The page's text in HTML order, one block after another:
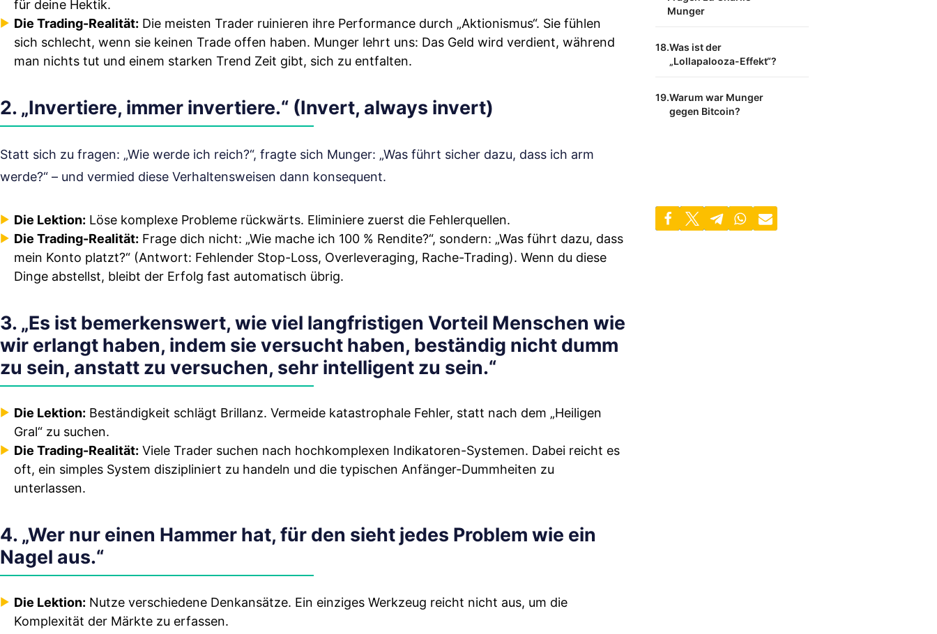
für deine Hektik.
Die Trading-Realität: Die meisten Trader ruinieren ihre Performance durch „Aktionismus“. Sie fühlen
sich schlecht, wenn sie keinen Trade offen haben. Munger lehrt uns: Das Geld wird verdient, während
man nichts tut und einem starken Trend Zeit gibt, sich zu entfalten.
2. „Invertiere, immer invertiere.“ (Invert, always invert)
Statt sich zu fragen: „Wie werde ich reich?“, fragte sich Munger: „Was führt sicher dazu, dass ich arm
werde?“ – und vermied diese Verhaltensweisen dann konsequent.
Die Lektion: Löse komplexe Probleme rückwärts. Eliminiere zuerst die Fehlerquellen.
Die Trading-Realität: Frage dich nicht: „Wie mache ich 100 % Rendite?“, sondern: „Was führt dazu, dass
mein Konto platzt?“ (Antwort: Fehlender Stop-Loss, Overleveraging, Rache-Trading). Wenn du diese
Dinge abstellst, bleibt der Erfolg fast automatisch übrig.
3. „Es ist bemerkenswert, wie viel langfristigen Vorteil Menschen wie
wir erlangt haben, indem sie versucht haben, beständig nicht dumm
zu sein, anstatt zu versuchen, sehr intelligent zu sein.“
Die Lektion: Beständigkeit schlägt Brillanz. Vermeide katastrophale Fehler, statt nach dem „Heiligen
Gral“ zu suchen.
Die Trading-Realität: Viele Trader suchen nach hochkomplexen Indikatoren-Systemen. Dabei reicht es
oft, ein simples System diszipliniert zu handeln und die typischen Anfänger-Dummheiten zu
unterlassen.
4. „Wer nur einen Hammer hat, für den sieht jedes Problem wie ein
Nagel aus.“
Die Lektion: Nutze verschiedene Denkansätze. Ein einziges Werkzeug reicht nicht aus, um die
Komplexität der Märkte zu erfassen.
Munger
Was ist der
„Lollapalooza-Effekt“?
Warum war Munger
gegen Bitcoin?
Munger wert?